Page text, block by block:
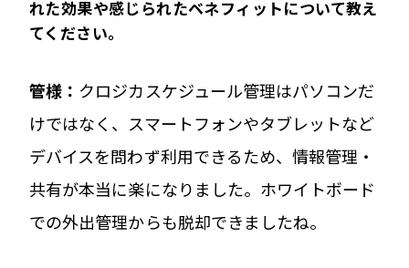
れた効果や感じられたベネフィットについて教え
てください。
管様： クロジカスケジュール管理はパソコンだ
けではなく、スマートフォンやタブレットなど
デバイスを問わず利用できるため、情報管理・
共有が本当に楽になりました。ホワイトボード
での外出管理からも脱却できましたね。